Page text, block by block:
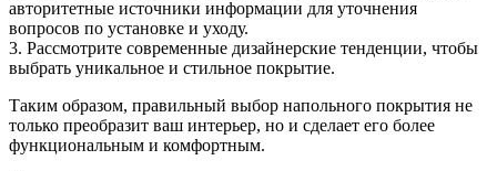
авторитетные источники информации для уточнения
вопросов по установке и уходу.
3. Рассмотрите современные дизайнерские тенденции, чтобы
выбрать уникальное и стильное покрытие.
Таким образом, правильный выбор напольного покрытия не
только преобразит ваш интерьер, но и сделает его более
функциональным и комфортным.